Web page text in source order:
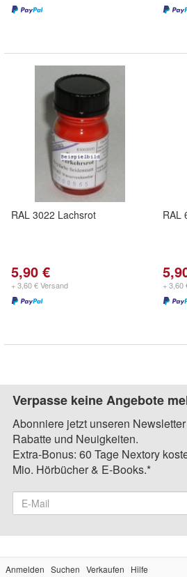
RAL 3022 Lachsrot
5,90 €
+ 3,60 € Versand
RAL
+ 3,60
Verpasse keine Angebote
Abonniere jetzt unseren
Rabatte und Neuigkeiten.
Extra-Bonus: 60 Tage Nextory
Mio. Hörbücher & E-Books.*
Anmelden Suchen Verkaufen
Hilfe